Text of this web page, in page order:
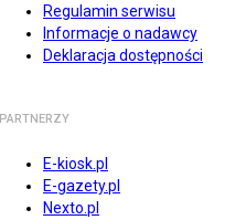
Regulamin serwisu
Informacje o nadawcy
Deklaracja dostępności
PARTNERZY
E-kiosk.pl
E-gazety.pl
Nexto.pl